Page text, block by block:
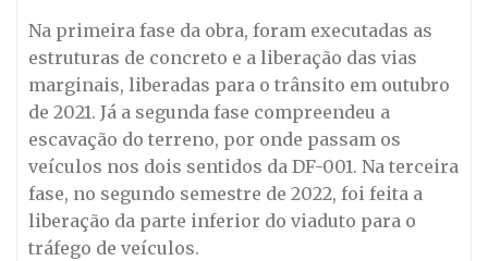
Na primeira fase da obra, foram executadas as
estruturas de concreto e a liberação das vias
marginais, liberadas para o trânsito em outubro
de 2021. Já a segunda fase compreendeu a
escavação do terreno, por onde passam os
veículos nos dois sentidos da DF-001. Na terceira
fase, no segundo semestre de 2022, foi feita a
liberação da parte inferior do viaduto para o
tráfego de veículos.